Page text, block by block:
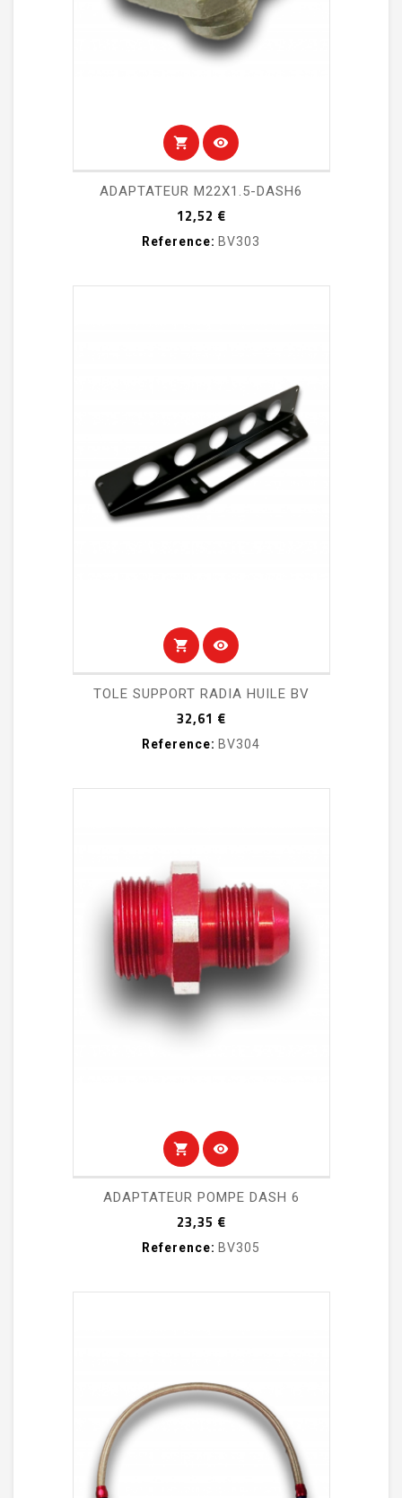
shopping_cart visibility
ADAPTATEUR M22X1.5-DASH6
12,52 €Prix
Reference: BV303
shopping_cart visibility
TOLE SUPPORT RADIA HUILE BV
32,61 €Prix
Reference: BV304
shopping_cart visibility
ADAPTATEUR POMPE DASH 6
23,35 €Prix
Reference: BV305